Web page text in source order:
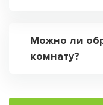
Можно ли
комнату?